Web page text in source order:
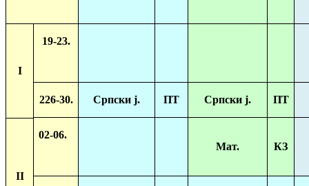
I
19-23.
226-30. Српски ј. ПТ Српски ј. ПТ
II
02-06.
Мат.
КЗ